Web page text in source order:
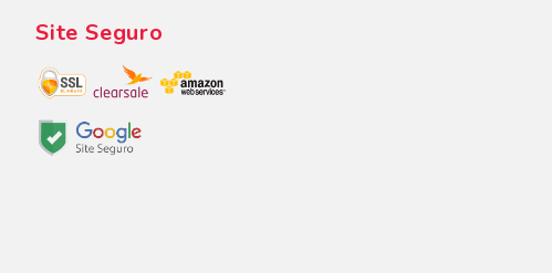
Site Seguro